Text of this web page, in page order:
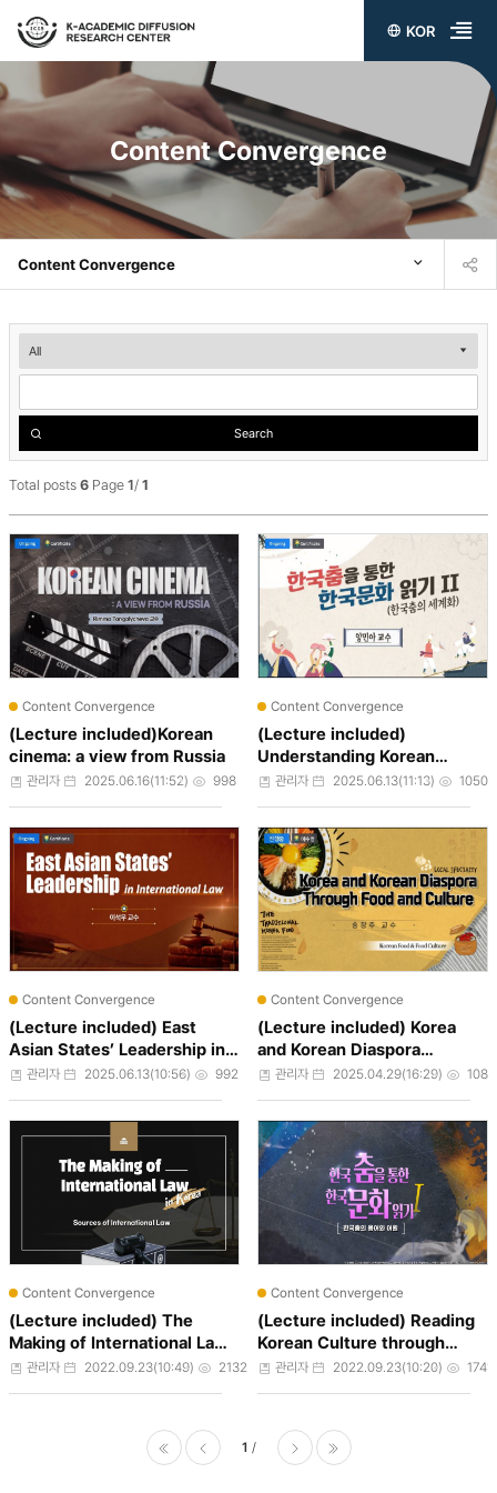
KOR
전
뉴
열
기
Content Convergence
Content Convergence
Convergence
검
Search
Total posts 6 Page 1/ 1
Content Convergence
(Lecture included)Korean
cinema: a view from Russia
작성자
관리자 작성일
2025.06.16(11:52) 조회수
998
Content Convergence
(Lecture included)
Understanding Korean
Culture through Korean
작성자
관리자 작성일
2025.06.13(11:13) 조회수
1050
Content Convergence
(Lecture included) East
Asian States’ Leadership in
International Law
작성자
관리자 작성일
2025.06.13(10:56) 조회수
992
Content Convergence
(Lecture included) Korea
and Korean Diaspora
Through Food and Culture
작성자
관리자 작성일
2025.04.29(16:29) 조회
1086
Content Convergence
(Lecture included) The
Making of International Law
in Korea
작성자
관리자 작성일
2022.09.23(10:49) 조회수
2132
Content Convergence
(Lecture included) Reading
Korean Culture through
Korean Dance I (From the
작성자
관리자 작성일
2022.09.23(10:20) 조회
1741
1